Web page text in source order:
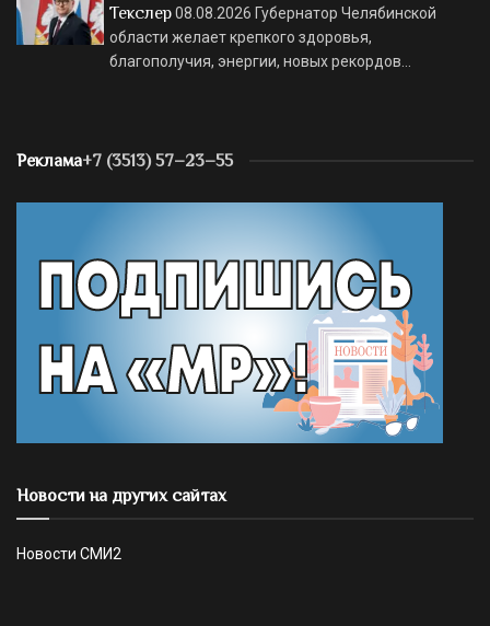
Текслер08.08.2026 Губернатор Челябинской
области желает крепкого здоровья,
благополучия, энергии, новых рекордов…
Реклама+7 (3513) 57–23–55
Новости на других сайтах
Новости СМИ2